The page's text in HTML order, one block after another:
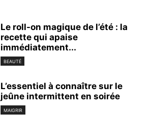
Le roll-on magique de l’été : la
recette qui apaise
immédiatement...
BEAUTÉ
L’essentiel à connaître sur le
jeûne intermittent en soirée
MAIGRIR